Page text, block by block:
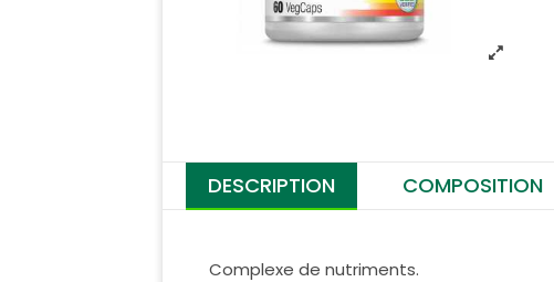
DESCRIPTION COMPOSITION
Complexe de nutriments.